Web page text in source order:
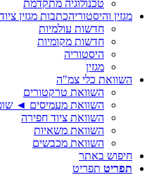
טכנולוגיה מתקדמת
מגזין והיסטוריהכתבות מגזין
חדשות עולמיות
חדשות מקומיות
היסטוריה
מגזין
השוואת כלי צמ"ה
השוואת טרקטורים
השוואת מעמיסים ◄
השוואת ציוד חפירה
השוואת משאיות
השוואת מכבשים
חיפוש באתר
תפריט תפריט